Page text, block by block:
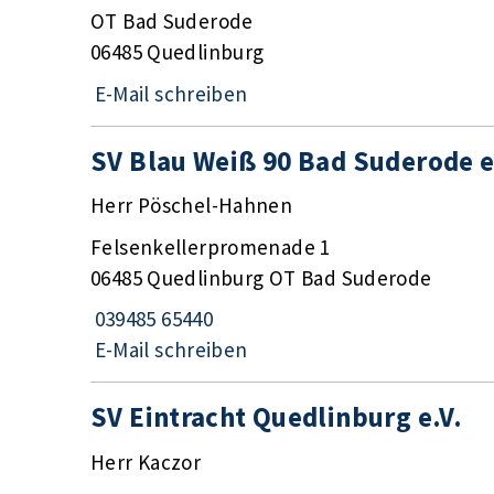
OT Bad Suderode
06485 Quedlinburg
E-Mail schreiben
SV Blau Weiß 90 Bad Suderode
Herr Pöschel-Hahnen
Felsenkellerpromenade 1
06485 Quedlinburg OT Bad Suderode
039485 65440
E-Mail schreiben
SV Eintracht Quedlinburg e.V.
Herr Kaczor